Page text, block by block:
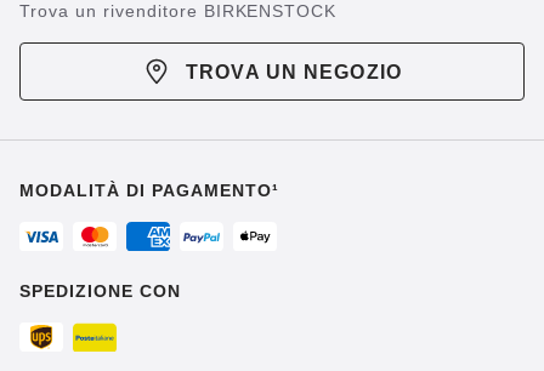
Trova un rivenditore BIRKENSTOCK
TROVA UN NEGOZIO
MODALITÀ DI PAGAMENTO¹
SPEDIZIONE CON